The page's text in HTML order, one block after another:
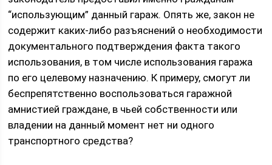
“использующим” данный гараж. Опять же, закон не
содержит каких-либо разъяснений о необходимости
документального подтверждения факта такого
использования, в том числе использования гаража
по его целевому назначению. К примеру, смогут ли
беспрепятственно воспользоваться гаражной
амнистией граждане, в чьей собственности или
владении на данный момент нет ни одного
транспортного средства?